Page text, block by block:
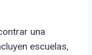
una
escuelas,